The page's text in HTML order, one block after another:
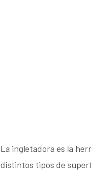
La ingletadora es la
distintos tipos de